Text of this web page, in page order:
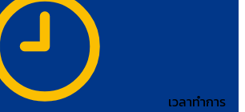
เวลาทำการ